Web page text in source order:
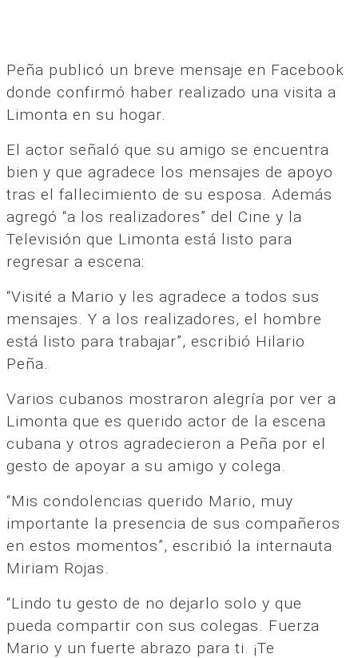
Peña publicó un breve mensaje en Facebook
donde confirmó haber realizado una visita a
Limonta en su hogar.
El actor señaló que su amigo se encuentra
bien y que agradece los mensajes de apoyo
tras el fallecimiento de su esposa. Además
agregó “a los realizadores” del Cine y la
Televisión que Limonta está listo para
regresar a escena:
“Visité a Mario y les agradece a todos sus
mensajes. Y a los realizadores, el hombre
está listo para trabajar”, escribió Hilario
Peña.
Varios cubanos mostraron alegría por ver a
Limonta que es querido actor de la escena
cubana y otros agradecieron a Peña por el
gesto de apoyar a su amigo y colega.
“Mis condolencias querido Mario, muy
importante la presencia de sus compañeros
en estos momentos”, escribió la internauta
Miriam Rojas.
“Lindo tu gesto de no dejarlo solo y que
pueda compartir con sus colegas. Fuerza
Mario y un fuerte abrazo para ti. ¡Te